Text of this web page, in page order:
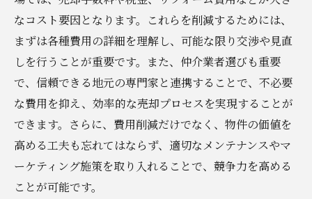
なコスト要因となります。これらを削減するためには、
まずは各種費用の詳細を理解し、可能な限り交渉や見直
しを行うことが重要です。また、仲介業者選びも重要
で、信頼できる地元の専門家と連携することで、不必要
な費用を抑え、効率的な売却プロセスを実現することが
できます。さらに、費用削減だけでなく、物件の価値を
高める工夫も忘れてはならず、適切なメンテナンスやマ
ーケティング施策を取り入れることで、競争力を高める
ことが可能です。